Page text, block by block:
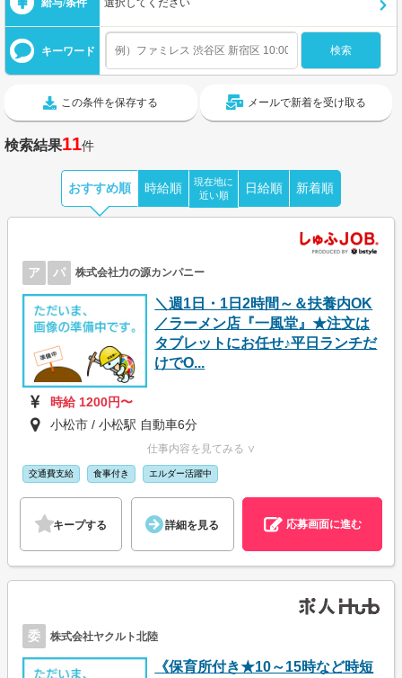
キーワード
この条件を保存する メールで新着を受け取る
検索結果11件
おすすめ順 時給順
現在地に
近い順
日給順 新着順
ア パ 株式会社力の源カンパニー
＼週1日・1日2時間～＆扶養内OK
／ラーメン店『一風堂』★注文は
タブレットにお任せ♪平日ランチだ
けでO...
時給 1200円〜
小松市 / 小松駅 自動車6分
仕事内容を見てみる ∨
交通費支給 食事付き エルダー活躍中
キープする 詳細を見る 応募画面に進む
委 株式会社ヤクルト北陸
《保育所付き★10～15時など時短